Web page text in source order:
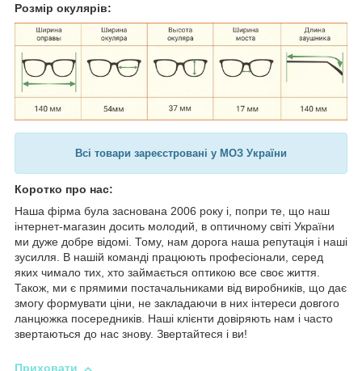
Розмір окулярів:
Всі товари зареєстровані у МОЗ України
Коротко про нас:
Наша фірма була заснована 2006 року і, попри те, що наш
інтернет-магазин досить молодий, в оптичному світі України
ми дуже добре відомі. Тому, нам дорога наша репутація і наші
зусилля. В нашій команді працюють професіонали, серед
яких чимало тих, хто займається оптикою все своє життя.
Також, ми є прямими постачальниками від виробників, що дає
змогу формувати ціни, не закладаючи в них інтереси довгого
ланцюжка посередників. Наші клієнти довіряють нам і часто
звертаються до нас знову. Звертайтеся і ви!
Приховати